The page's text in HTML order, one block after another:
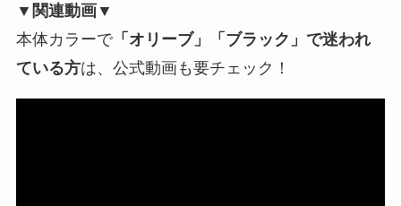
▼関連動画▼
本体カラーで「オリーブ」「ブラック」で迷われ
ている方は、公式動画も要チェック！